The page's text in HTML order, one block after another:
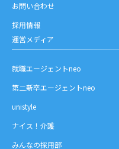
お問い合わせ
採用情報
運営メディア
就職エージェントneo
第二新卒エージェントneo
unistyle
ナイス！介護
みんなの採用部